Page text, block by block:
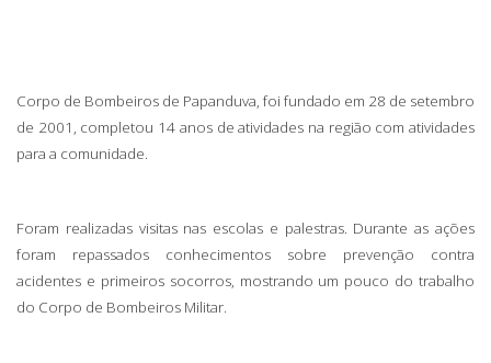
Corpo de Bombeiros de Papanduva, foi fundado em 28 de setembro
de 2001, completou 14 anos de atividades na região com atividades
para a comunidade.
Foram realizadas visitas nas escolas e palestras. Durante as ações
foram repassados conhecimentos sobre prevenção contra
acidentes e primeiros socorros, mostrando um pouco do trabalho
do Corpo de Bombeiros Militar.